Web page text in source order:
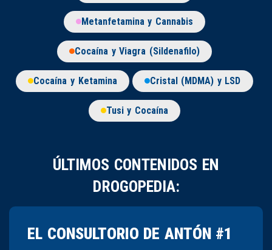
Metanfetamina y Cannabis
Cocaína y Viagra (Sildenafilo)
Cocaína y Ketamina Cristal (MDMA) y LSD
Tusi y Cocaína
ÚLTIMOS CONTENIDOS EN
DROGOPEDIA:
EL CONSULTORIO DE ANTÓN #1